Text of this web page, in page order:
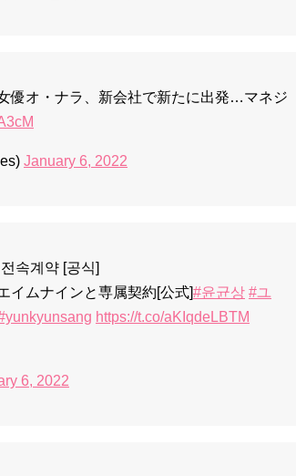
優オ・ナラ、新会社で新たに出発…マネジ
January 6, 2022
속계약 [공식]
イムナインと専属契約[公式]#윤균상 #ユ
https://t.co/aKIqdeLBTM
6, 2022